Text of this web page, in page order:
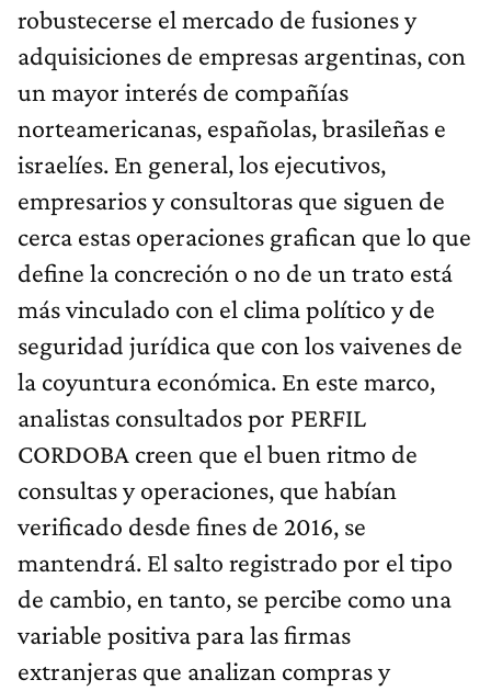
robustecerse el mercado de fusiones y
adquisiciones de empresas argentinas, con
un mayor interés de compañías
norteamericanas, españolas, brasileñas e
israelíes. En general, los ejecutivos,
empresarios y consultoras que siguen de
cerca estas operaciones grafican que lo que
define la concreción o no de un trato está
más vinculado con el clima político y de
seguridad jurídica que con los vaivenes de
la coyuntura económica. En este marco,
analistas consultados por PERFIL
CORDOBA creen que el buen ritmo de
consultas y operaciones, que habían
verificado desde fines de 2016, se
mantendrá. El salto registrado por el tipo
de cambio, en tanto, se percibe como una
variable positiva para las firmas
extranjeras que analizan compras y